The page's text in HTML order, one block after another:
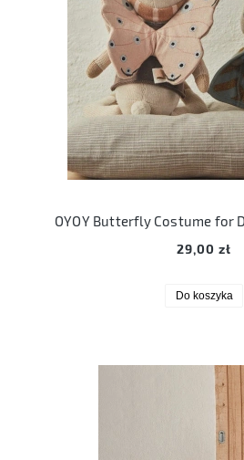
29,00 zł
Do koszyka